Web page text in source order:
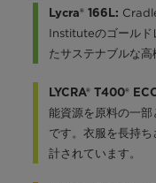
Lycra® 166L:
Instituteのゴールド
たサステナブルな高
LYCRA® T400®
能資源を原料の一
です。衣服を長持
計されています。